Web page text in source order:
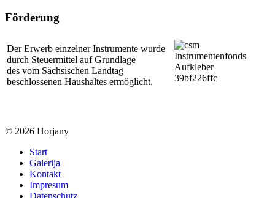
Förderung
Der Erwerb einzelner Instrumente wurde
durch Steuermittel auf Grundlage
des vom Sächsischen Landtag
beschlossenen Haushaltes ermöglicht.
© 2026 Horjany
Start
Galerija
Kontakt
Impresum
Datenschutz